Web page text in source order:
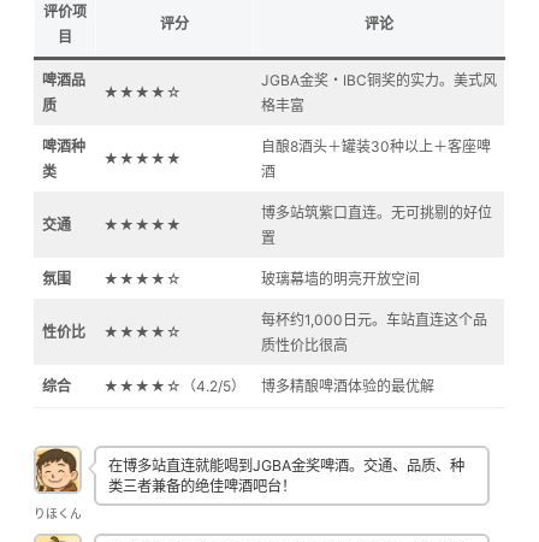
评价项
目
评分 评论
啤酒品
质
★★★★☆
JGBA金奖・IBC铜奖的实力。美式风
格丰富
啤酒种
类
★★★★★
自酿8酒头＋罐装30种以上＋客座啤
酒
交通 ★★★★★
博多站筑紫口直连。无可挑剔的好位
置
氛围 ★★★★☆ 玻璃幕墙的明亮开放空间
性价比 ★★★★☆
每杯约1,000日元。车站直连这个品
质性价比很高
综合 ★★★★☆（4.2/5） 博多精酿啤酒体验的最优解
りほくん
在博多站直连就能喝到JGBA金奖啤酒。交通、品质、种
类三者兼备的绝佳啤酒吧台！